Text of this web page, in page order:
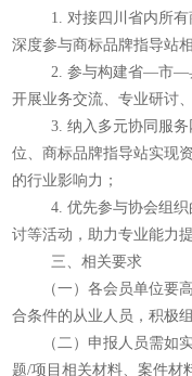
1. 对接四川省内所
深度参与商标品牌指导站
2. 参与构建省—市—
开展业务交流、专业研讨
3. 纳入多元协同服
位、商标品牌指导站实现
的行业影响力；
4. 优先参与协会组
讨等活动，助力专业能力提
三、相关要求
（一）各会员单位要
合条件的从业人员，积极
（二）申报人员需如
题/项目相关材料、案件材